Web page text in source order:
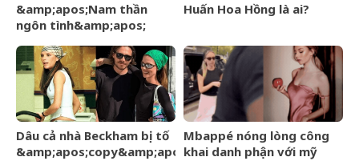
&amp;apos;Nam thần
ngôn tình&amp;apos;
U60 vẫn như thanh niên
Huấn Hoa Hồng là ai?
Dâu cả nhà Beckham bị tố
&amp;apos;copy&amp;apos;
Mbappé nóng lòng công
khai danh phận với mỹ